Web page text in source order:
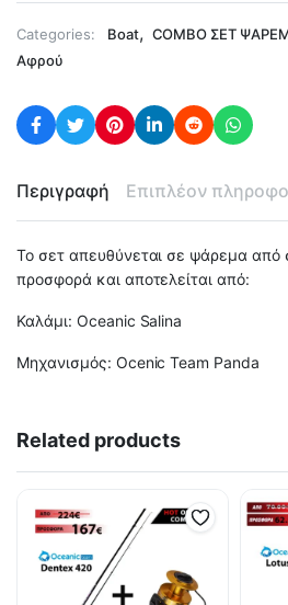
Categories: Boat, COMBO ΣΕΤ
Αφρού
Περιγραφή Επιπλέον
Το σετ απευθύνεται σε ψάρεμα από
προσφορά και αποτελείται από:
Καλάμι: Oceanic Salina
Μηχανισμός: Ocenic Team Panda
Related products